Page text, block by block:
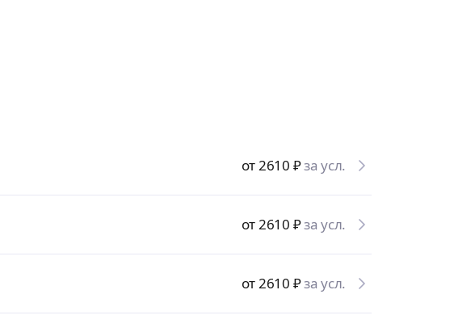
от 2610 ₽за усл.
от 2610 ₽за усл.
от 2610 ₽за усл.